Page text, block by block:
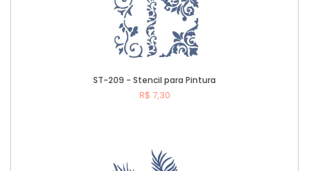
ST-209 - Stencil para Pintura
R$ 7,30